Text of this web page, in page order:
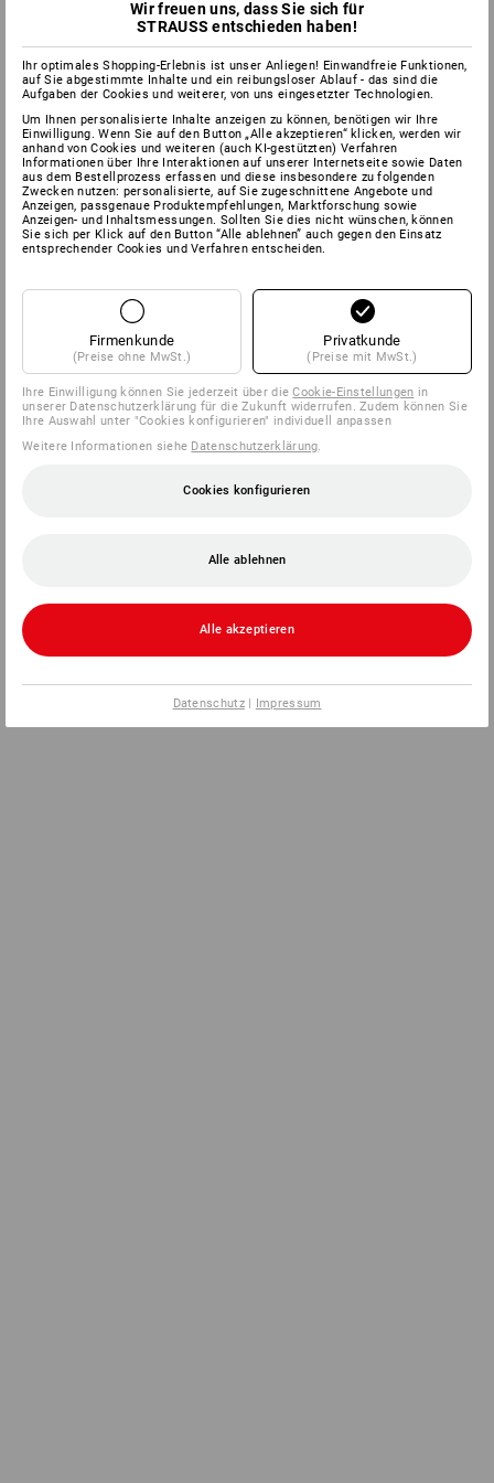
Wir freuen uns, dass Sie sich für
STRAUSS entschieden haben!
Ihr optimales Shopping-Erlebnis ist unser Anliegen! Einwandfreie Funktionen,
auf Sie abgestimmte Inhalte und ein reibungsloser Ablauf - das sind die
Aufgaben der Cookies und weiterer, von uns eingesetzter Technologien.
Um Ihnen personalisierte Inhalte anzeigen zu können, benötigen wir Ihre
Einwilligung. Wenn Sie auf den Button „Alle akzeptieren“ klicken, werden wir
anhand von Cookies und weiteren (auch KI-gestützten) Verfahren
Informationen über Ihre Interaktionen auf unserer Internetseite sowie Daten
aus dem Bestellprozess erfassen und diese insbesondere zu folgenden
Zwecken nutzen: personalisierte, auf Sie zugeschnittene Angebote und
Anzeigen, passgenaue Produktempfehlungen, Marktforschung sowie
Anzeigen- und Inhaltsmessungen. Sollten Sie dies nicht wünschen, können
Sie sich per Klick auf den Button “Alle ablehnen” auch gegen den Einsatz
entsprechender Cookies und Verfahren entscheiden.
Firmenkunde
(Preise ohne MwSt.)
Privatkunde
(Preise mit MwSt.)
Ihre Einwilligung können Sie jederzeit über dieCookie-Einstellungen in
unserer Datenschutzerklärung für die Zukunft widerrufen. Zudem können Sie
Ihre Auswahl unter "Cookies konfigurieren" individuell anpassen
Weitere Informationen siehe Datenschutzerklärung
Cookies konfigurieren
Alle ablehnen
Alle akzeptieren
Datenschutz| Impressum